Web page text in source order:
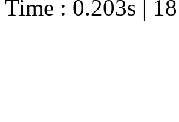
Time : 0.203s |